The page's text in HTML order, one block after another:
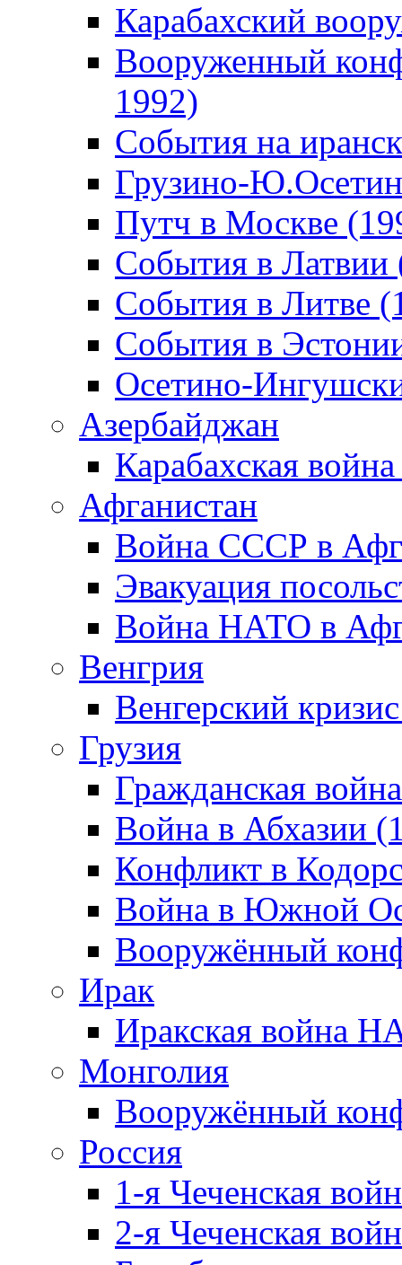
Карабахский
Вооруженный
1992)
События на
Грузино-
Путч в Москве
События в Латвии
События в Литве
События в
Осетино-
Азербайджан
Карабахская
Афганистан
Война СССР в
Эвакуация
Война НАТО в
Венгрия
Венгерский
Грузия
Гражданская
Война в Абхазии
Конфликт в
Война в Южной
Вооружённый
Ирак
Иракская война
Монголия
Вооружённый
Россия
1-я Чеченская
2-я Чеченская